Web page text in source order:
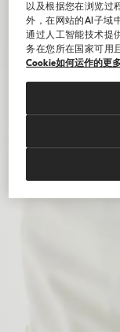
以及根据您在浏览过
外，在网站的AI子域
通过人工智能技术提
务在您所在国家可用
Cookie如何运作的更